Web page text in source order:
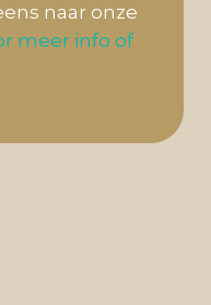
naar onze
meer info of